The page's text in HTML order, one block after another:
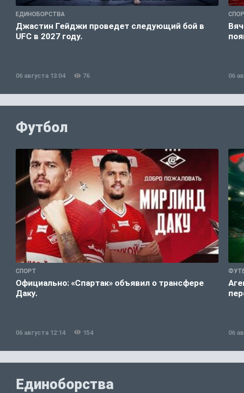
ЕДИНОБОРСТВА
Джастин Гейджи проведет следующий бой в
UFC в 2027 году.
06 августа 13:04 76 06
Футбол
СПОРТ
Официально: «Спартак» объявил о трансфере
Даку.
06 августа 12:14 154 06
Единоборства